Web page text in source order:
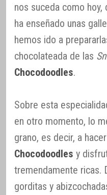
nos suceda como hoy,
ha enseñado unas
hemos ido a
chocolateada de las
Chocodoodles.
Sobre esta
en otro momento, lo
grano, es decir, a
Chocodoodles y
tremendamente ricas.
gorditas y